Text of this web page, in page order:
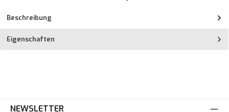
Beschreibung
Eigenschaften
NEWSLETTER